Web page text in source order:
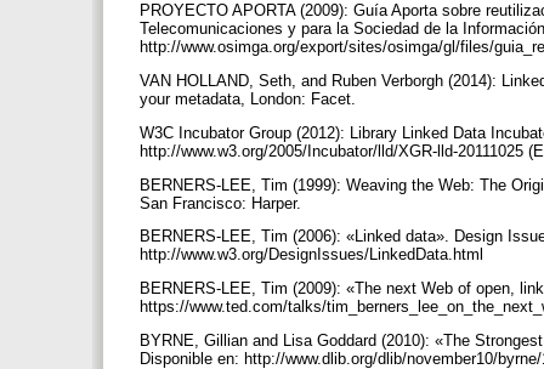
PROYECTO APORTA (2009): Guía Aporta sobre
Telecomunicaciones y para la Sociedad de la
http://www.osimga.org/export/sites/osimga/gl/files/
VAN HOLLAND, Seth, and Ruben Verborgh (2014):
your metadata, London: Facet.
W3C Incubator Group (2012): Library Linked Data
http://www.w3.org/2005/Incubator/lld/XGR-lld-
BERNERS-LEE, Tim (1999): Weaving the Web: The
San Francisco: Harper.
BERNERS-LEE, Tim (2006): «Linked data». Design
http://www.w3.org/DesignIssues/LinkedData.html
BERNERS-LEE, Tim (2009): «The next Web of open,
https://www.ted.com/talks/
BYRNE, Gillian and Lisa Goddard (2010): «The
Disponible en: http://www.dlib.org/dlib/november10/